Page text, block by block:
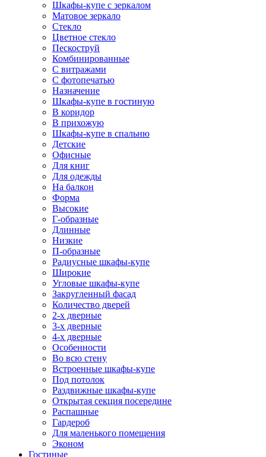
Шкафы-купе с зеркалом
Матовое зеркало
Стекло
Цветное стекло
Пескоструй
Комбинированные
С витражами
С фотопечатью
Назначение
Шкафы-купе в гостиную
В коридор
В прихожую
Шкафы-купе в спальню
Детские
Офисные
Для книг
Для одежды
На балкон
Форма
Высокие
Г-образные
Длинные
Низкие
П-образные
Радиусные шкафы-купе
Широкие
Угловые шкафы-купе
Закругленный фасад
Количество дверей
2-х дверные
3-х дверные
4-х дверные
Особенности
Во всю стену
Встроенные шкафы-купе
Под потолок
Раздвижные шкафы-купе
Открытая секция посередине
Распашные
Гардероб
Для маленького помещения
Эконом
Гостиные